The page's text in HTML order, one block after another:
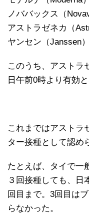
ノババックス（
アストラゼネカ（
ヤンセン（Janssen）
このうち、アストラ
日午前0時より有効と
これまではアストラ
ター接種として認め
たとえば、タイで一
３回接種しても、日
回目まで。3回目は
らなかった。